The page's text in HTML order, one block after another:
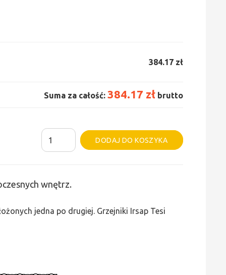
384.17 zł
Suma za całość: 384.17 zł brutto
ilość
Grzejnik
DODAJ DO KOSZYKA
Alternative:
wnętrz.
jedna po drugiej. Grzejniki Irsap Tesi